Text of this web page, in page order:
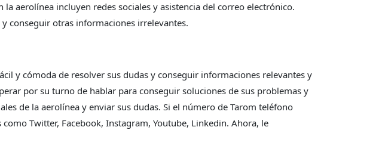
aerolínea incluyen redes sociales y asistencia del correo electrónico.
conseguir otras informaciones irrelevantes.
y cómoda de resolver sus dudas y conseguir informaciones relevantes y
por su turno de hablar para conseguir soluciones de sus problemas y
de la aerolínea y enviar sus dudas. Si el número de Tarom teléfono
Twitter, Facebook, Instagram, Youtube, Linkedin. Ahora, le